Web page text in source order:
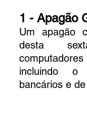
1 - Apagão
Um apagão
desta
incluindo o
bancários e